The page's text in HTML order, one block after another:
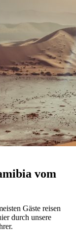
vom
Gäste reisen
durch unsere